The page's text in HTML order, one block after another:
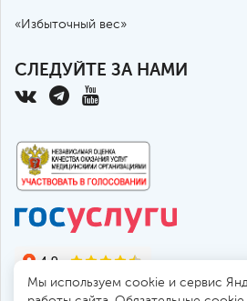
«Избыточный вес»
СЛЕДУЙТЕ ЗА НАМИ
Мы используем cookie и сервис